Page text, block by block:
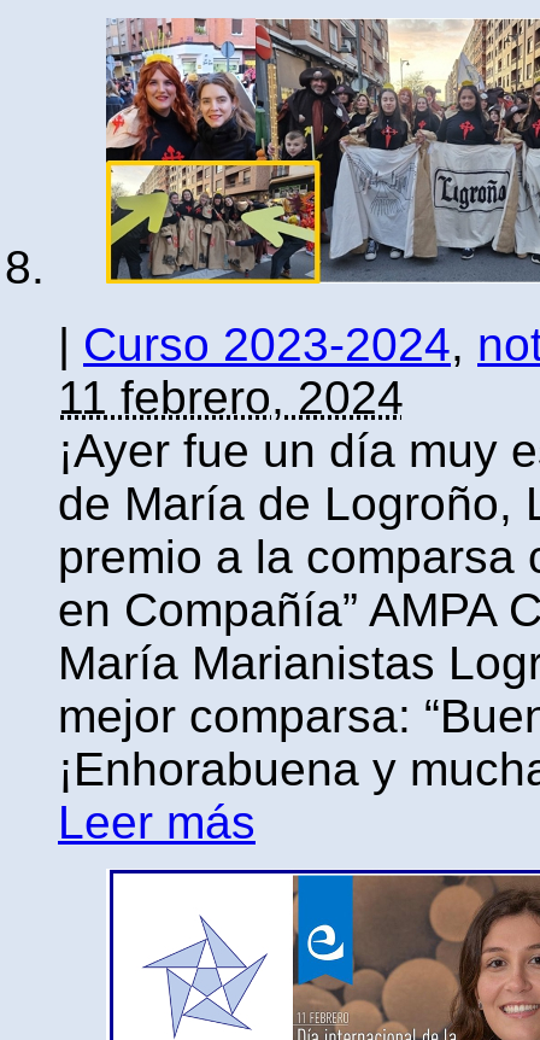
| Curso 2023-2024,
11 febrero, 2024
¡Ayer fue un día muy
de María de Logroño,
premio a la comparsa
en Compañía” AMPA
María Marianistas
mejor comparsa:
¡Enhorabuena y
Leer más